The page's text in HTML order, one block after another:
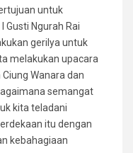
untuk
Ngurah Rai
gerilya untuk
melakukan upacara
Wanara dan
semangat
kita teladani
itu dengan
kebahagiaan